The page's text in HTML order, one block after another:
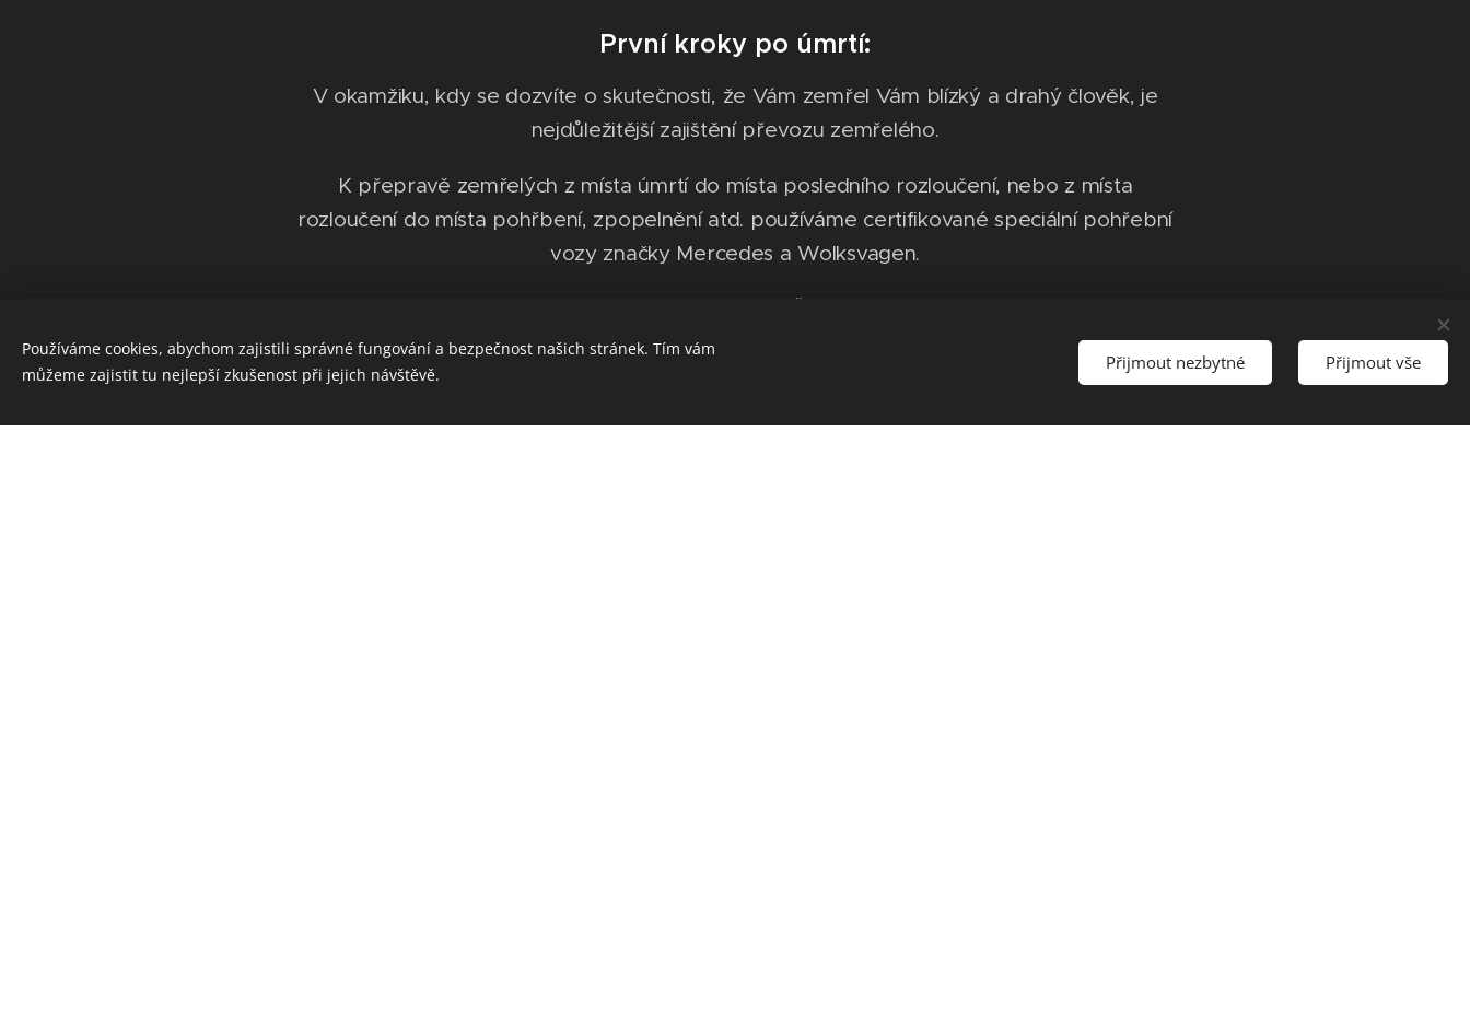
První kroky po úmrtí:
V okamžiku, kdy se dozvíte o skutečnosti, že Vám zemřel Vám blízký a drahý člověk, je
nejdůležitější zajištění převozu zemřelého.
K přepravě zemřelých z místa úmrtí do místa posledního rozloučení, nebo z místa
rozloučení do místa pohřbení, zpopelnění atd. používáme certifikované speciální pohřební
vozy značky Mercedes a Wolksvagen.
- Pokud nastane úmrtí doma, musí vždy zemřelého ohledat lékař a na místě vyplní
volejte svému ošetřujícímu lékaři, nebo záchrannou službu.
Používáme cookies, abychom zajistili správné fungování a bezpečnost našich stránek. Tím vám
můžeme zajistit tu nejlepší zkušenost při jejich návštěvě.
Přijmout nezbytné Přijmout vše